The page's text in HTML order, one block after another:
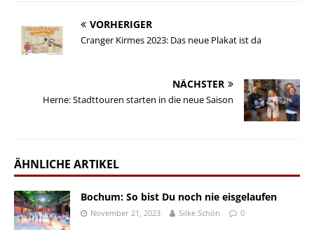
VORHERIGER
Cranger Kirmes 2023: Das neue Plakat ist da
NÄCHSTER
Herne: Stadttouren starten in die neue Saison
ÄHNLICHE ARTIKEL
Bochum: So bist Du noch nie eisgelaufen
November 21, 2023 Silke Schön 0